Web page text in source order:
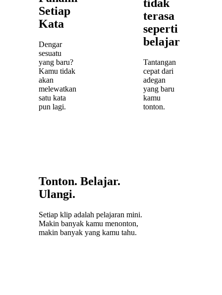
Setiap
Kata
Dengar
sesuatu
yang baru?
Kamu tidak
akan
melewatkan
satu kata
pun lagi.
tidak
terasa
seperti
belajar
Tantangan
cepat dari
adegan
yang baru
kamu
tonton.
Tonton. Belajar.
Ulangi.
Setiap klip adalah pelajaran mini.
Makin banyak kamu menonton,
makin banyak yang kamu tahu.